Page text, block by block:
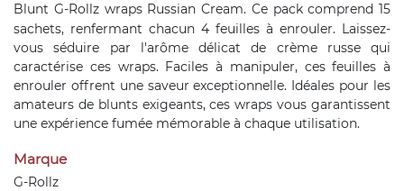
Blunt G-Rollz wraps Russian Cream. Ce pack comprend 15
sachets, renfermant chacun 4 feuilles à enrouler. Laissez-
vous séduire par l'arôme délicat de crème russe qui
caractérise ces wraps. Faciles à manipuler, ces feuilles à
enrouler offrent une saveur exceptionnelle. Idéales pour les
amateurs de blunts exigeants, ces wraps vous garantissent
une expérience fumée mémorable à chaque utilisation.
Marque
G-Rollz